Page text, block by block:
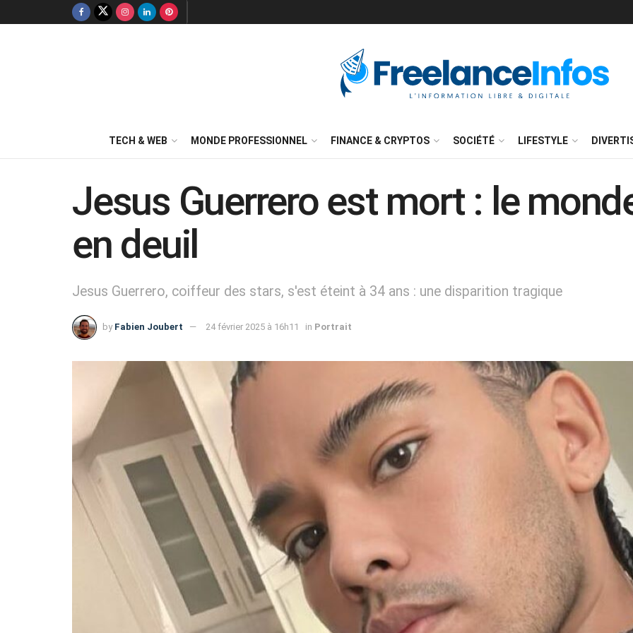
TECH & WEB MONDE PROFESSIONNEL FINANCE & CRYPTOS SOCIÉTÉ LIFESTYLE
Jesus Guerrero est mort : le
en deuil
Jesus Guerrero, coiffeur des stars, s'est éteint à 34 ans : une disparition tragique
by Fabien Joubert 24 février 2025 à 16h11 in Portrait